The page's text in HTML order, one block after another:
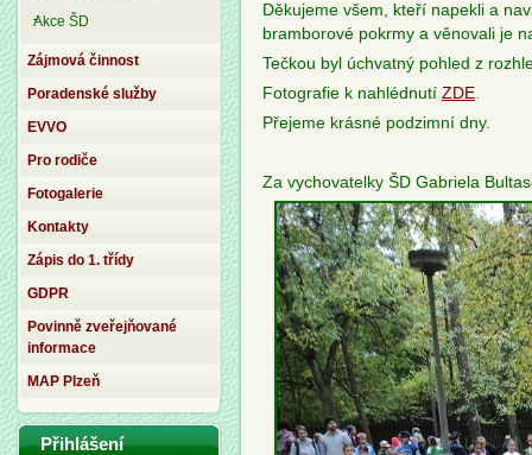
Děkujeme všem, kteří napekli a
bramborové pokrmy a věnovali je
Tečkou byl úchvatný pohled z
Fotografie k nahlédnutí ZDE.
Přejeme krásné podzimní dny.
Za vychovatelky ŠD Gabriela
Akce ŠD
Zájmová činnost
Poradenské služby
EVVO
Pro rodiče
Fotogalerie
Kontakty
Zápis do 1. třídy
GDPR
Povinně zveřejňované
informace
MAP Plzeň
Přihlášení